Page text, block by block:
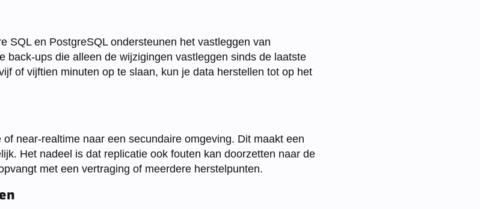
SQL en PostgreSQL ondersteunen het vastleggen van
back-ups die alleen de wijzigingen vastleggen sinds de laatste
of vijftien minuten op te slaan, kun je data herstellen tot op het
near-realtime naar een secundaire omgeving. Dit maakt een
Het nadeel is dat replicatie ook fouten kan doorzetten naar de
met een vertraging of meerdere herstelpunten.